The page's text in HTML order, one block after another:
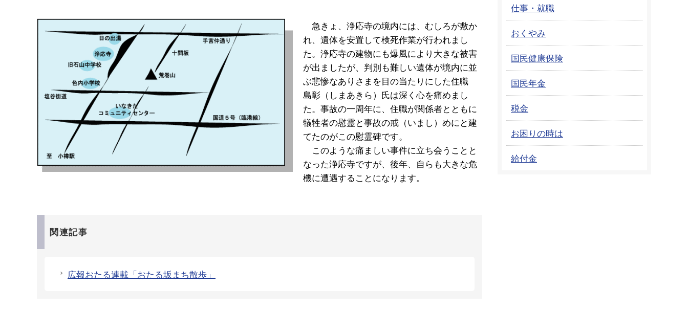
急きょ、浄応寺の境内には、むしろが敷か
れ、遺体を安置して検死作業が行われまし
た。浄応寺の建物にも爆風により大きな被害
が出ましたが、判別も難しい遺体が境内に並
ぶ悲惨なありさまを目の当たりにした住職
島彰（しまあきら）氏は深く心を痛めまし
た。事故の一周年に、住職が関係者とともに
犠牲者の慰霊と事故の戒（いまし）めにと建
てたのがこの慰霊碑です。
このような痛ましい事件に立ち会うことと
なった浄応寺ですが、後年、自らも大きな危
機に遭遇することになります。
関連記事
広報おたる連載「おたる坂まち散歩」
仕事・就職
おくやみ
国民健康保険
国民年金
税金
お困りの時は
給付金